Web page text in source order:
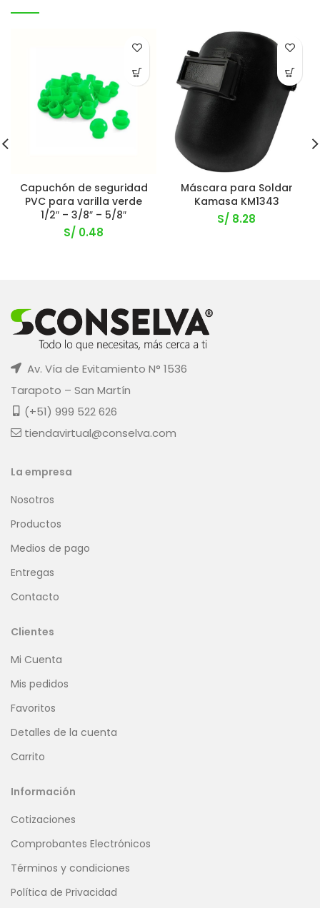
Capuchón de seguridad
PVC para varilla verde
1/2″ – 3/8″ – 5/8″
S/ 0.48
Máscara para Soldar
Kamasa KM1343
S/ 8.28
Av. Vía de Evitamiento N° 1536
Tarapoto – San Martín
(+51) 999 522 626
tiendavirtual@conselva.com
La empresa
Nosotros
Productos
Medios de pago
Entregas
Contacto
Clientes
Mi Cuenta
Mis pedidos
Favoritos
Detalles de la cuenta
Carrito
Información
Cotizaciones
Comprobantes Electrónicos
Términos y condiciones
Política de Privacidad